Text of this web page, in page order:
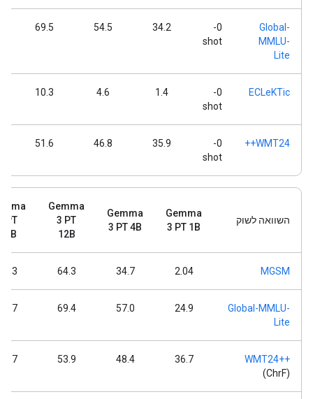
Global-
MMLU-
Lite
0-
shot
34.2
54.5
69.5
ECLeKTic
0-
shot
1.4
4.6
10.3
WMT24++
0-
shot
35.9
46.8
51.6
השוואה לשוק
Gemma
3 PT 1B
Gemma
3 PT 4B
Gemma
3 PT
12B
PT
MGSM
2.04
34.7
64.3
Global-MMLU-
Lite
24.9
57.0
69.4
WMT24++
(ChrF)
36.7
48.4
53.9